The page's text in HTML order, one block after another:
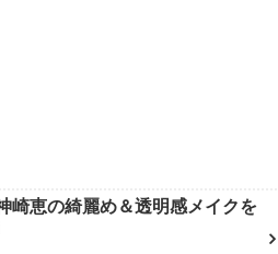
崎恵の綺麗め＆透明感メイクを